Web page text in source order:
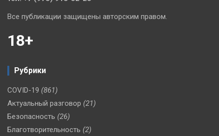
Все публикации защищены авторским правом.
18+
Рубрики
COVID-19 (861)
Актуальный разговор (21)
Безопасность (26)
Благотворительность (2)